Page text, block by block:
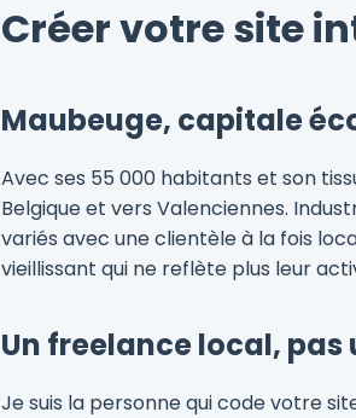
Créer votre site
Maubeuge, capitale
Avec ses 55 000 habitants et son
Belgique et vers Valenciennes.
variés avec une clientèle à la fois
vieillissant qui ne reflète plus leur
Un freelance local,
Je suis la personne qui code votre